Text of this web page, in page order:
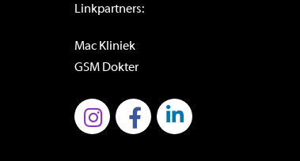
Linkpartners:
Mac Kliniek
GSM Dokter